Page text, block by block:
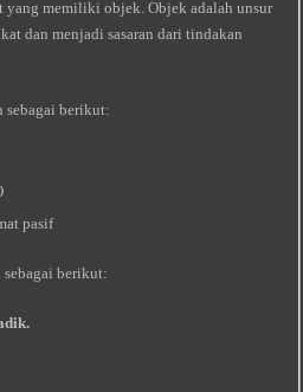
memiliki objek. Objek adalah unsur
dan menjadi sasaran dari tindakan
berikut:
pasif
berikut: